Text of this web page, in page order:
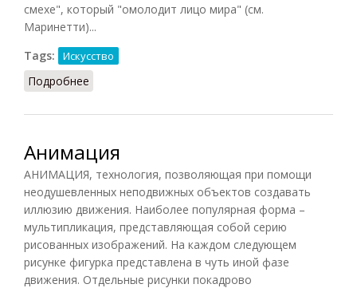
смехе", который "омолодит лицо мира" (см.
Маринетти)...
Tags:
Искусство
Подробнее
Анимация
АНИМАЦИЯ, технология, позволяющая при помощи
неодушевленных неподвижных объектов создавать
иллюзию движения. Наиболее популярная форма –
мультипликация, представляющая собой серию
рисованных изображений. На каждом следующем
рисунке фигурка представлена в чуть иной фазе
движения. Отдельные рисунки покадрово